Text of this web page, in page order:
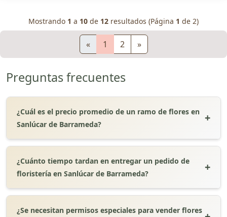
Mostrando 1 a 10 de 12 resultados (Página 1 de 2)
« 1 2 »
Preguntas frecuentes
¿Cuál es el precio promedio de un ramo de flores en
Sanlúcar de Barrameda?
¿Cuánto tiempo tardan en entregar un pedido de
floristería en Sanlúcar de Barrameda?
¿Se necesitan permisos especiales para vender flores